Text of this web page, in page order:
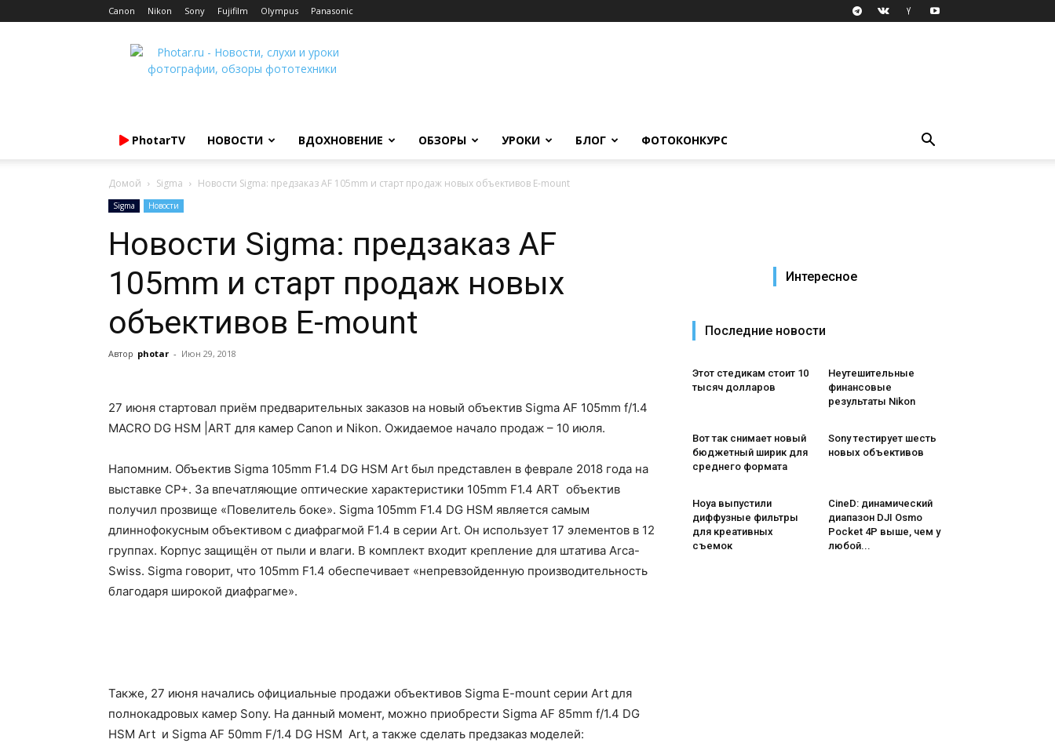
Canon Nikon Sony Fujifilm Olympus Panasonic
Photar.ru
PhotarTV НОВОСТИ ВДОХНОВЕНИЕ ОБЗОРЫ УРОКИ БЛОГ ФОТОКОНКУРС
Домой Sigma Новости Sigma: предзаказ AF 105mm и старт продаж новых объективов E-mount
Sigma Новости
Новости Sigma: предзаказ AF
105mm и старт продаж новых
объективов E-mount
Автор photar - Июн 29, 2018
27 июня стартовал приём предварительных заказов на новый объектив Sigma AF 105mm f/1.4
MACRO DG HSM |ART для камер Canon и Nikon. Ожидаемое начало продаж – 10 июля.
Напомним. Объектив Sigma 105mm F1.4 DG HSM Art был представлен в феврале 2018 года на
выставке CP+. За впечатляющие оптические характеристики 105mm F1.4 ART объектив
получил прозвище «Повелитель боке». Sigma 105mm F1.4 DG HSM является самым
длиннофокусным объективом с диафрагмой F1.4 в серии Art. Он использует 17 элементов в 12
группах. Корпус защищён от пыли и влаги. В комплект входит крепление для штатива Arca-
Swiss. Sigma говорит, что 105mm F1.4 обеспечивает «непревзойденную производительность
благодаря широкой диафрагме».
Также, 27 июня начались официальные продажи объективов Sigma E-mount серии Art для
полнокадровых камер Sony. На данный момент, можно приобрести Sigma AF 85mm f/1.4 DG
HSM Art и Sigma AF 50mm F/1.4 DG HSM Art, а также сделать предзаказ моделей:
Интересное
Последние новости
Этот стедикам стоит 10
тысяч долларов
Неутешительные
финансовые
результаты Nikon
Вот так снимает новый
бюджетный ширик для
среднего формата
Sony тестирует шесть
новых объективов
Hoya выпустили
диффузные фильтры
для креативных
съемок
CineD: динамический
диапазон DJI Osmo
Pocket 4P выше, чем у
любой...